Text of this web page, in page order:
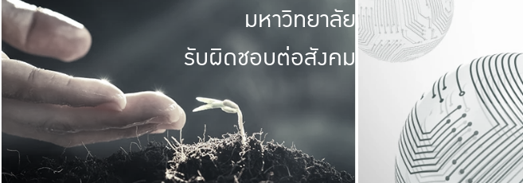
มหาวิทยาลัย
รับผิดชอบต่อสังคม